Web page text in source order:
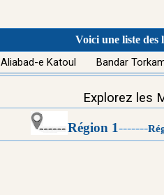
Voici une liste
Aliabad-e Katoul Bandar
Explorez les
Région 1-------